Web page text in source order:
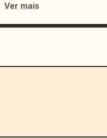
Ver mais